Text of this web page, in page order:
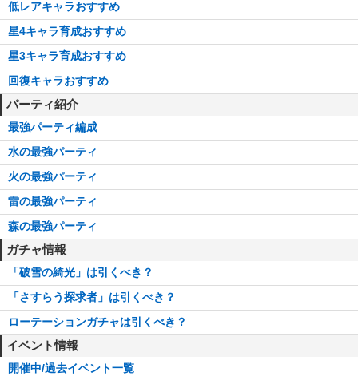
低レアキャラおすすめ
星4キャラ育成おすすめ
星3キャラ育成おすすめ
回復キャラおすすめ
パーティ紹介
最強パーティ編成
水の最強パーティ
火の最強パーティ
雷の最強パーティ
森の最強パーティ
ガチャ情報
「破雪の綺光」は引くべき？
「さすらう探求者」は引くべき？
ローテーションガチャは引くべき？
イベント情報
開催中/過去イベント一覧